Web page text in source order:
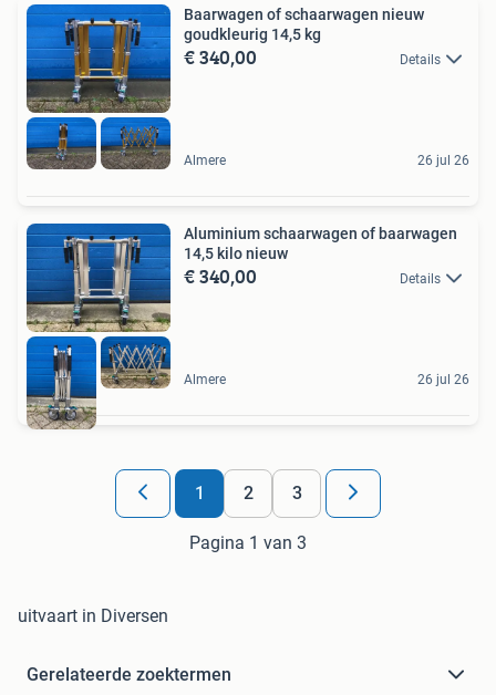
Baarwagen of schaarwagen nieuw
goudkleurig 14,5 kg
€ 340,00 Details
Almere 26 jul 26
Aluminium schaarwagen of baarwagen
14,5 kilo nieuw
€ 340,00 Details
Almere 26 jul 26
1 2 3
Pagina 1 van 3
uitvaart in Diversen
Gerelateerde zoektermen